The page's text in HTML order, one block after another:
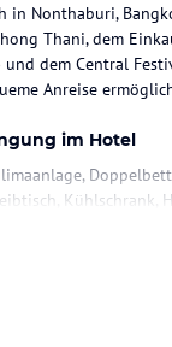
in Nonthaburi,
Thani, dem
dem Central
Anreise
im Hotel
Kühlschrank,
sowie kostenloses